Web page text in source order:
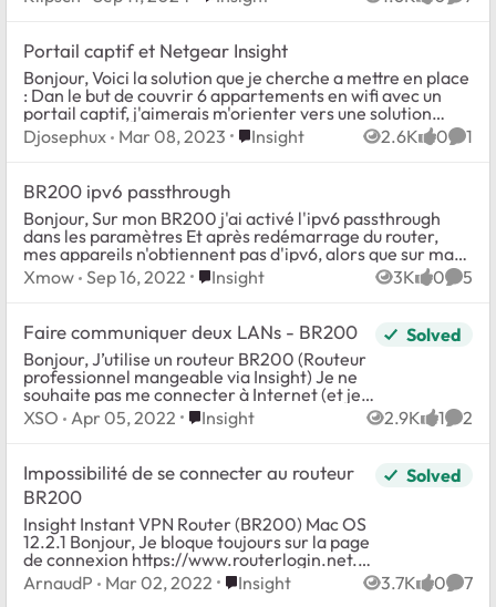
lan for sonos amp) ...
Portail captif et Netgear Insight
Bonjour, Voici la solution que je cherche a mettre en place
: Dan le but de couvrir 6 appartements en wifi avec un
portail captif, j'aimerais m'orienter vers une solution
suivante : Borne wifi/...
Djosephux Mar 08, 2023 Place Insight
Insight 2.6K
Views 0
likes 1
BR200 ipv6 passthrough
Bonjour, Sur mon BR200 j'ai activé l'ipv6 passthrough
dans les paramètres Et après redémarrage du router,
mes appareils n'obtiennent pas d'ipv6, alors que sur ma
box l'ipv6 est correctement c...
Xmow Sep 16, 2022 Place Insight
Insight 3K
Views 0
likes 5
Faire communiquer deux LANs - BR200
Bonjour, J’utilise un routeur BR200 (Routeur
professionnel mangeable via Insight) Je ne
souhaite pas me connecter à Internet (et je
n’ai pas accès). Je souhaite faire
communiquer deux réseaux. LA...
Solved
XSO Apr 05, 2022 Place Insight
Insight 2.9K
Views 1
like 2
Impossibilité de se connecter au routeur
BR200
Insight Instant VPN Router (BR200) Mac OS
12.2.1 Bonjour, Je bloque toujours sur la page
de connexion https://www.routerlogin.net.
J'ai essayer le nom d'utilisateur par défaut :
admin et le mot de pa...
Solved
ArnaudP Mar 02, 2022 Place Insight
Insight 3.7K
Views 0
likes 7